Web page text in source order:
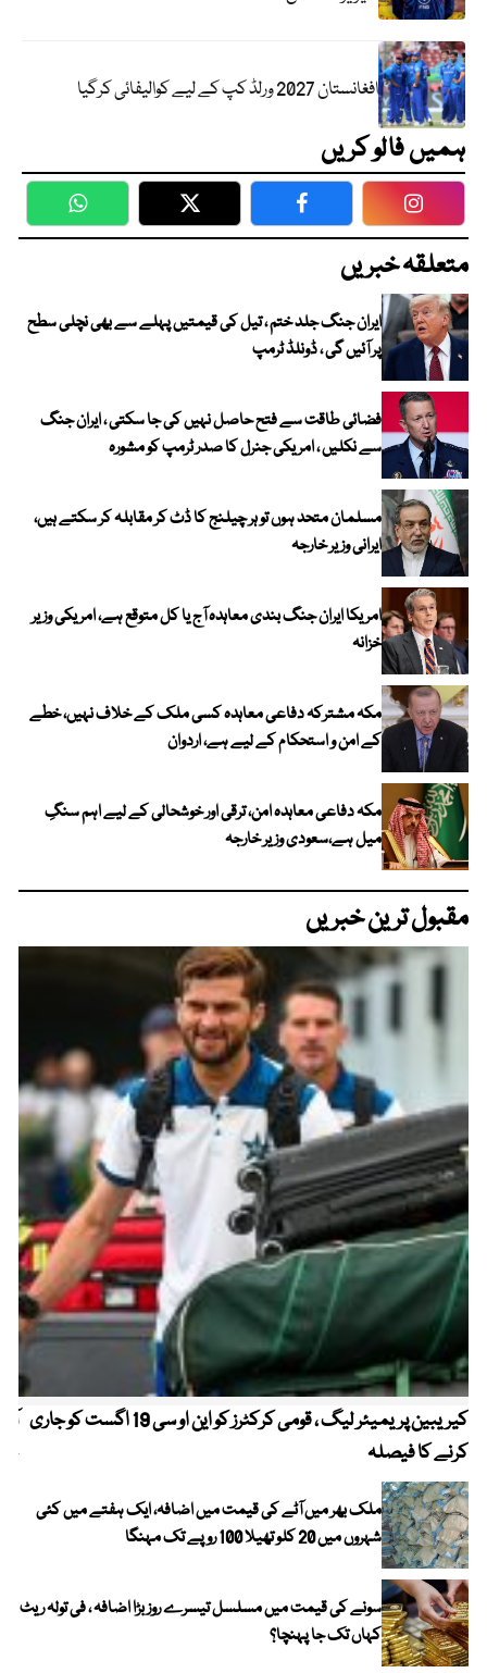
افغانستان 2027 ورلڈ کپ کے لیے کوالیفائی کرگیا
ہمیں فالو کریں
WhatsApp Twitter Facebook
متعلقہ خبریں
ایران جنگ جلد ختم ، تیل کی قیمتیں پہلے سے بھی نچلی سطح
پر آئیں گی ، ڈونلڈ ٹرمپ
فضائی طاقت سے فتح حاصل نہیں کی جا سکتی ، ایران جنگ
سے نکلیں ، امریکی جنرل کا صدر ٹرمپ کو مشورہ
مسلمان متحد ہوں تو ہر چیلنج کا ڈٹ کر مقابلہ کر سکتے ہیں،
ایرانی وزیر خارجہ
امریکا ایران جنگ بندی معاہدہ آج یا کل متوقع ہے، امریکی وزیر
خزانہ
مکہ مشترکہ دفاعی معاہدہ کسی ملک کے خلاف نہیں، خطے
کے امن و استحکام کے لیے ہے، اردوان
مکہ دفاعی معاہدہ امن، ترقی اور خوشحالی کے لیے اہم سنگِ
میل ہے،سعودی وزیر خارجہ
مقبول ترین خبریں
کیریبین پریمیئر لیگ ، قومی کرکٹرز کو این او سی 19 اگست کو جاری
کرنے کا فیصلہ
ملک بھر میں آٹے کی قیمت میں اضافہ، ایک ہفتے میں کئی
شہروں میں 20 کلو تھیلا 100 روپے تک مہنگا
سونے کی قیمت میں مسلسل تیسرے روز بڑا اضافہ ، فی تولہ ریٹ
کہاں تک جا پہنچا؟